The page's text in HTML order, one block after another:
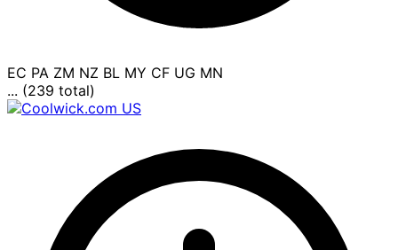
EC PA ZM NZ BL MY CF UG MN
... (239 total)